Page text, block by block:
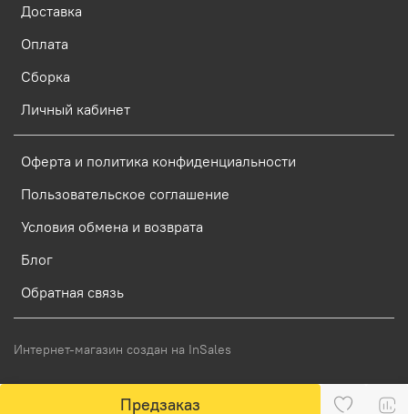
Предзаказ
Доставка
Оплата
Сборка
Личный кабинет
Оферта и политика конфиденциальности
Пользовательское соглашение
Условия обмена и возврата
Блог
Обратная связь
Интернет-магазин создан на InSales